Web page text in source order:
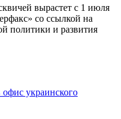
вырастет с 1 июля
со ссылкой на
политики и развития